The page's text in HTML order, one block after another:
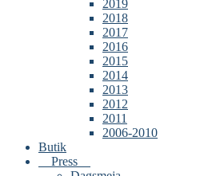
2019
2018
2017
2016
2015
2014
2013
2012
2011
2006-2010
Butik
Press